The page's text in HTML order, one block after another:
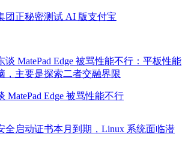
团正秘密测试 AI 版支付宝
MatePad Edge 被骂性能不行